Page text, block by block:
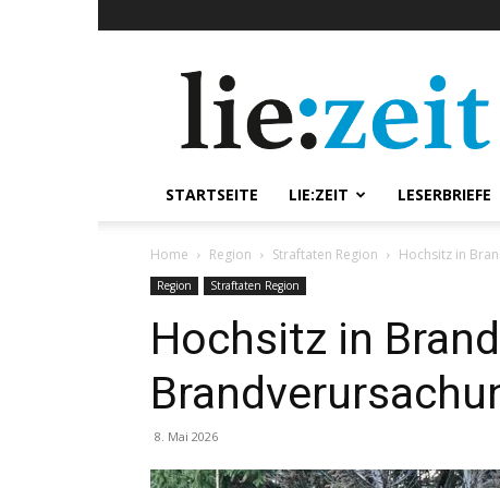
STARTSEITE LIE:ZEIT LESERBRIEFE
Home Region Straftaten Region Hochsitz in
Region Straftaten Region
Hochsitz in
8. Mai 2026